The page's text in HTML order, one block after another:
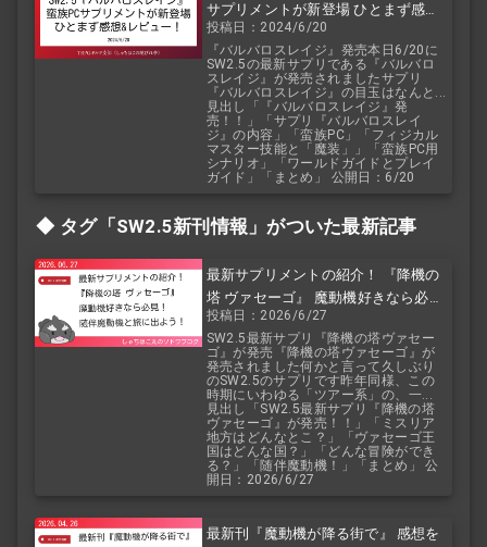
サプリメントが新登場 ひとまず感想
&レビュー！
投稿日：2024/6/20
『バルバロスレイジ』発売本日6/20に
SW2.5の最新サプリである『バルバロ
スレイジ』が発売されましたサプリ
『バルバロスレイジ』の目玉はなんと...
見出し「『バルバロスレイジ』発
売！！」「サプリ『バルバロスレイ
ジ』の内容」「蛮族PC」「フィジカル
マスター技能と「魔装」」「蛮族PC用
シナリオ」「ワールドガイドとプレイ
ガイド」「まとめ」 公開日：6/20
タグ「SW2.5新刊情報」がついた最新記事
最新サプリメントの紹介！ 『降機の
塔 ヴァセーゴ』 魔動機好きなら必
見！ 随伴魔動機と旅に出よう！
投稿日：2026/6/27
SW2.5最新サプリ『降機の塔ヴァセー
ゴ』が発売『降機の塔ヴァセーゴ』が
発売されました何かと言って久しぶり
のSW2.5のサプリです昨年同様、この
時期にいわゆる「ツアー系」の、一...
見出し「SW2.5最新サプリ『降機の塔
ヴァセーゴ』が発売！！」「ミスリア
地方はどんなとこ？」「ヴァセーゴ王
国はどんな国？」「どんな冒険ができ
る？」「随伴魔動機！」「まとめ」 公
開日：2026/6/27
最新刊『魔動機が降る街で』 感想を